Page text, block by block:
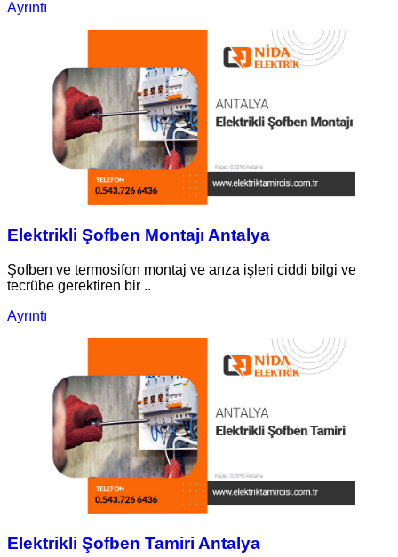
Ayrıntı
Elektrikli Şofben Montajı Antalya
Şofben ve termosifon montaj ve arıza işleri ciddi bilgi ve
tecrübe gerektiren bir ..
Ayrıntı
Elektrikli Şofben Tamiri Antalya